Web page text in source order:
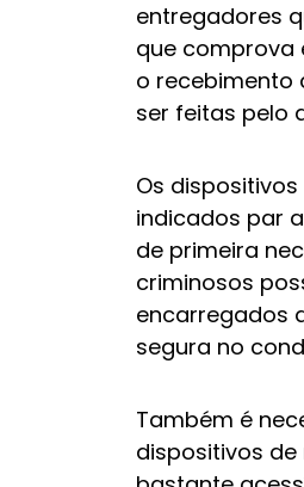
entregadores
que comprova
o recebimento
ser feitas pelo
Os
indicados par
de primeira
criminosos
encarregados
segura no
Também é
dispositivos